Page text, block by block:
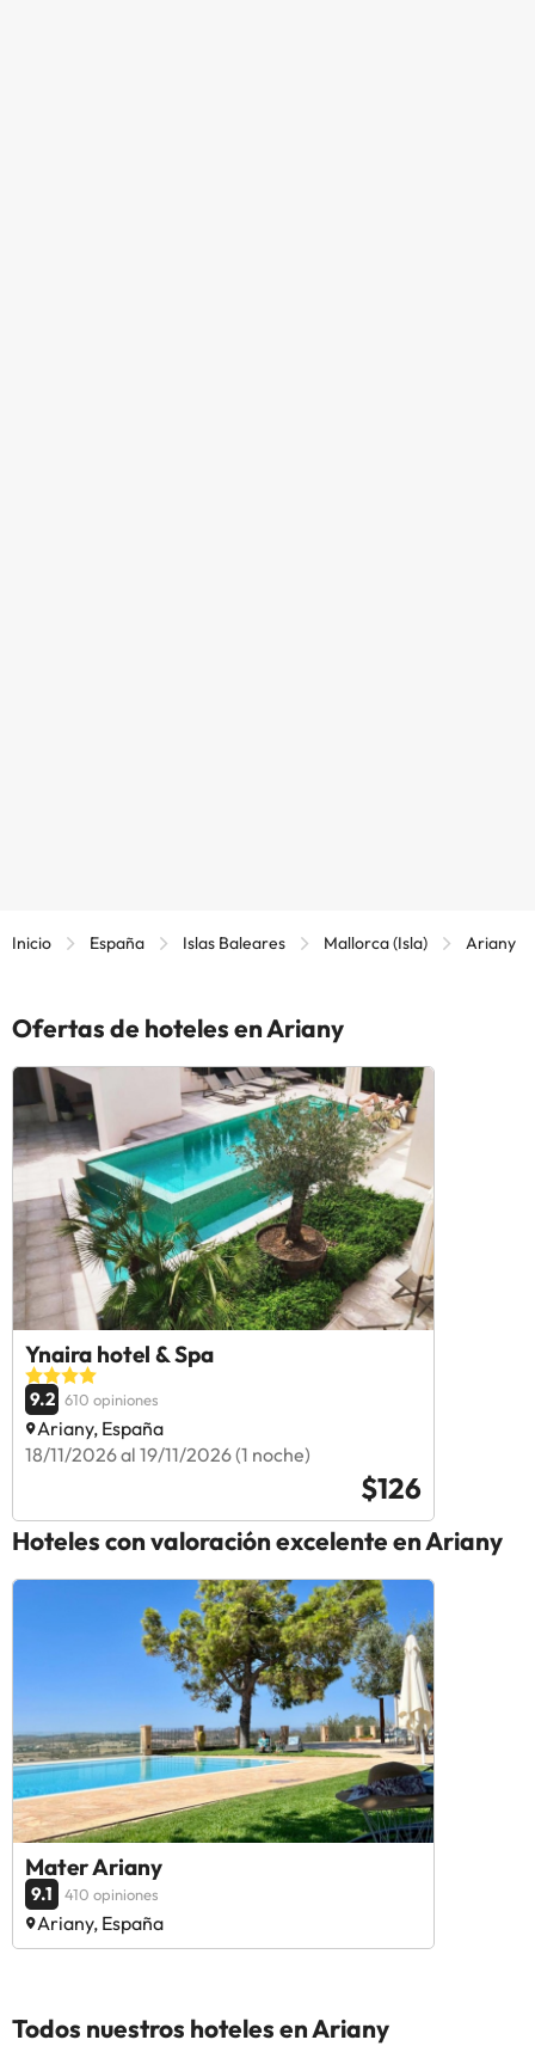
Inicio España Islas Baleares Mallorca (Isla) Ariany
Ofertas de hoteles en Ariany
Ynaira hotel & Spa
9.2 610 opiniones
Ariany, España
18/11/2026 al 19/11/2026 (1 noche)
$126
Hoteles con valoración excelente en Ariany
Mater Ariany
9.1 410 opiniones
Ariany, España
Todos nuestros hoteles en Ariany